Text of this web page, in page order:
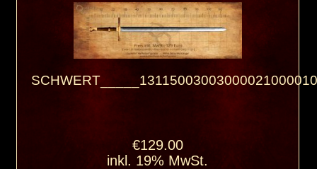
€129.00
inkl. 19% MwSt.